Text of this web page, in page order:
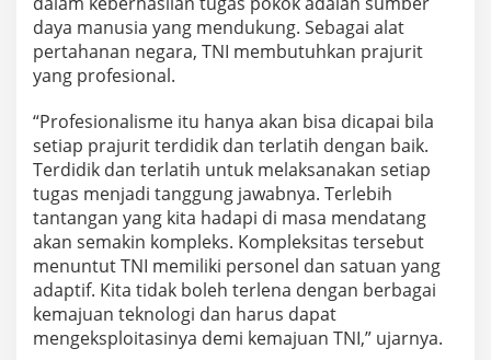
B
e
r
a
l
d
a
r
i
R
a
k
y
a
t
,
daya manusia yang mendukung. Sebagai alat
pertahanan negara, TNI membutuhkan prajurit
yang profesional.
“Profesionalisme itu hanya akan bisa dicapai bila
setiap prajurit terdidik dan terlatih dengan baik.
Terdidik dan terlatih untuk melaksanakan setiap
tugas menjadi tanggung jawabnya. Terlebih
tantangan yang kita hadapi di masa mendatang
akan semakin kompleks. Kompleksitas tersebut
menuntut TNI memiliki personel dan satuan yang
adaptif. Kita tidak boleh terlena dengan berbagai
kemajuan teknologi dan harus dapat
mengeksploitasinya demi kemajuan TNI,” ujarnya.